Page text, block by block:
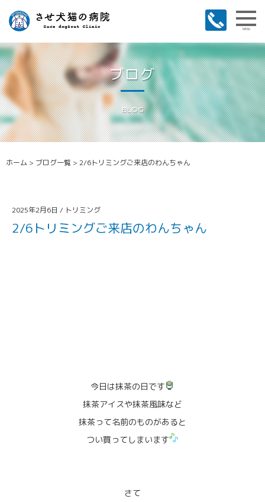
MENU
ブログ
BLOG
ホーム > ブログ一覧 > 2/6トリミングご来店のわんちゃん
2025年2月6日 / トリミング
2/6トリミングご来店のわんちゃん
今日は抹茶の日です
抹茶アイスや抹茶風味など
抹茶って名前のものがあると
つい買ってしまいます
さて